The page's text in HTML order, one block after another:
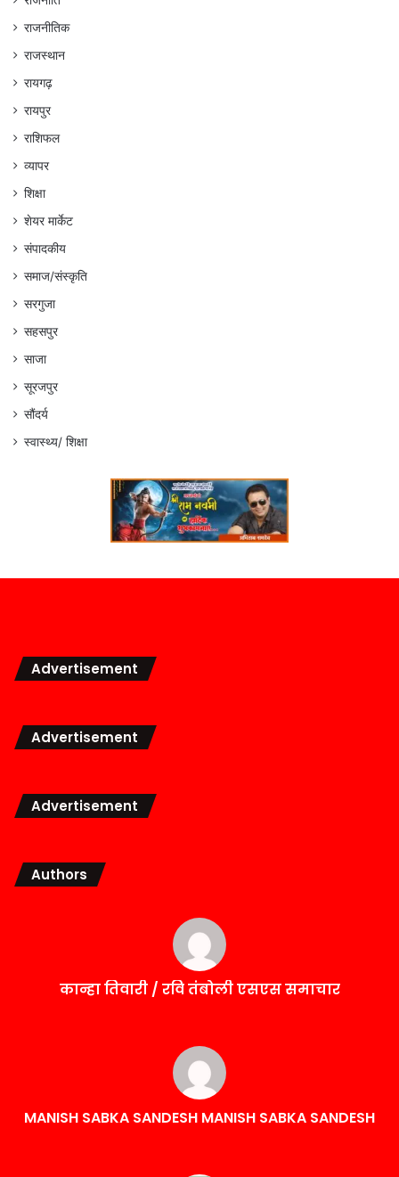
राजनीतिक
राजस्थान
रायगढ़
रायपुर
राशिफल
व्यापर
शिक्षा
शेयर मार्केट
संपादकीय
समाज/संस्कृति
सरगुजा
सहसपुर
साजा
सूरजपुर
सौंदर्य
स्वास्थ्य/ शिक्षा
Advertisement
Advertisement
Advertisement
Authors
कान्हा तिवारी / रवि तंबोली एसएस समाचार
MANISH SABKA SANDESH MANISH SABKA SANDESH